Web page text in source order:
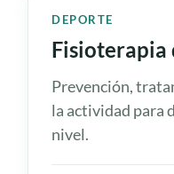
DEPORTE
Prevención,
la actividad para
nivel.